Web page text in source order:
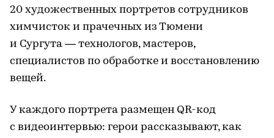
20 художественных портретов сотрудников
химчисток и прачечных из Тюмени
и Сургута — технологов, мастеров,
специалистов по обработке и восстановлению
вещей.
У каждого портрета размещен QR-код
с видеоинтервью: герои рассказывают, как